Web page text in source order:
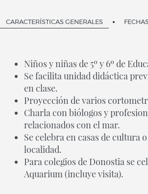
CARACTERÍSTICAS GENERALES
Niños y niñas de 5º y 6º de
Se facilita unidad didáctica
en clase.
Proyección de varios
Charla con biólogos y
relacionados con el mar.
Se celebra en casas de cultura
localidad.
Para colegios de Donostia se
Aquarium (incluye visita).